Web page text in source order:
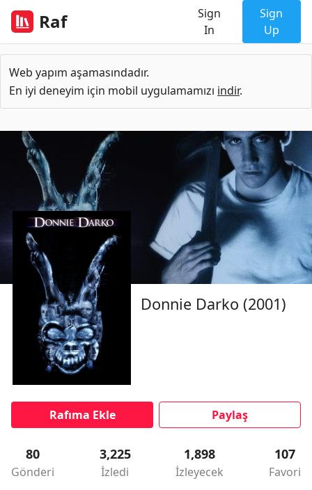
Raf
Sign
In
Sign
Up
Web yapım aşamasındadır.
En iyi deneyim için mobil uygulamamızı indir.
Donnie Darko (2001)
Rafıma Ekle Paylaş
80
Gönderi
3,225
İzledi
1,898
İzleyecek
107
Favori